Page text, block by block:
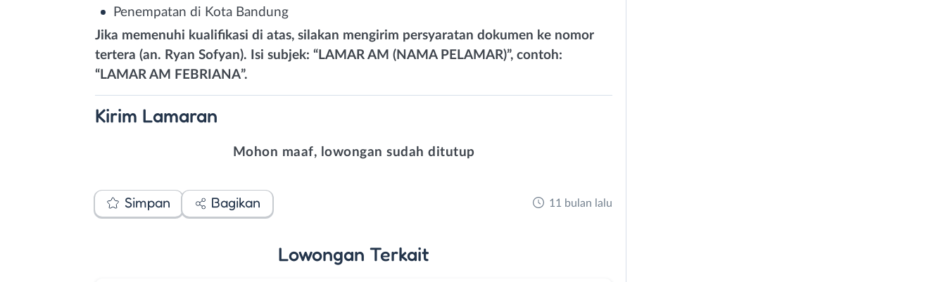
Penempatan di Kota Bandung
Jika memenuhi kualifikasi di atas, silakan mengirim persyaratan dokumen ke nomor
tertera (an. Ryan Sofyan). Isi subjek: “LAMAR AM (NAMA PELAMAR)”, contoh:
“LAMAR AM FEBRIANA”.
Kirim Lamaran
Mohon maaf, lowongan sudah ditutup
Simpan Bagikan 11 bulan lalu
Lowongan Terkait